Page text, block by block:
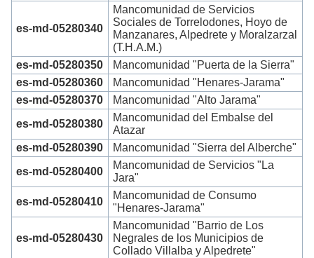
es-md-05280340
Mancomunidad de Servicios
Sociales de Torrelodones, Hoyo de
Manzanares, Alpedrete y Moralzarzal
(T.H.A.M.)
es-md-05280350
Mancomunidad "Puerta de la Sierra"
es-md-05280360
Mancomunidad "Henares-Jarama"
es-md-05280370
Mancomunidad "Alto Jarama"
es-md-05280380
Mancomunidad del Embalse del
Atazar
es-md-05280390
Mancomunidad "Sierra del Alberche"
es-md-05280400
Mancomunidad de Servicios "La
Jara"
es-md-05280410
Mancomunidad de Consumo
"Henares-Jarama"
es-md-05280430
Mancomunidad "Barrio de Los
Negrales de los Municipios de
Collado Villalba y Alpedrete"